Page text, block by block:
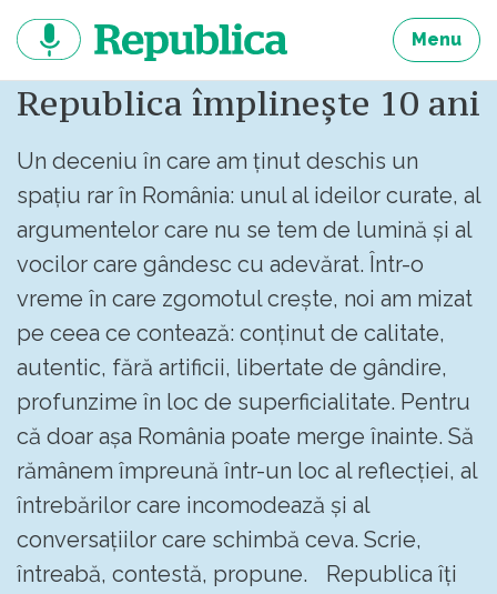
continut
Menu
Republica împlinește 10 ani
Un deceniu în care am ținut deschis un
spațiu rar în România: unul al ideilor curate, al
argumentelor care nu se tem de lumină și al
vocilor care gândesc cu adevărat. Într-o
vreme în care zgomotul crește, noi am mizat
pe ceea ce contează: conținut de calitate,
autentic, fără artificii, libertate de gândire,
profunzime în loc de superficialitate. Pentru
că doar așa România poate merge înainte. Să
rămânem împreună într-un loc al reflecției, al
întrebărilor care incomodează și al
conversațiilor care schimbă ceva. Scrie,
întreabă, contestă, propune. Republica îți